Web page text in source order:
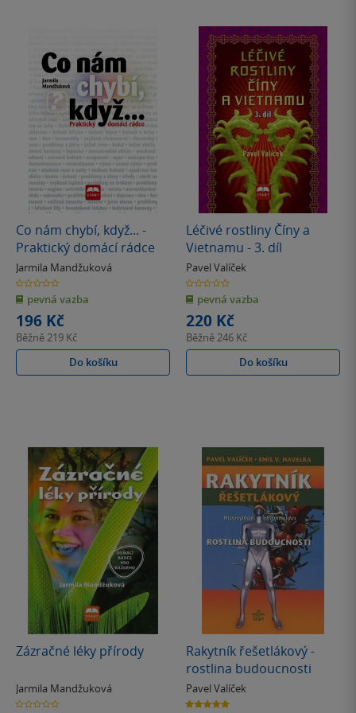
Co nám chybí, když... -
Praktický domácí rádce
Jarmila Mandžuková
0.0
z
5
hvězdiček
pevná vazba
196 Kč
Běžně219 Kč
Do košíku
Léčivé rostliny Číny a
Vietnamu - 3. díl
Pavel Valíček
0.0
z
5
hvězdiček
pevná vazba
220 Kč
Běžně246 Kč
Do košíku
Zázračné léky přírody
Jarmila Mandžuková
0.0
Rakytník řešetlákový -
rostlina budoucnosti
Pavel Valíček
5.0